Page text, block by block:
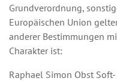
Grundverordnung,
Europäischen Union
anderer Bestimmungen
Charakter ist:
Raphael Simon Obst